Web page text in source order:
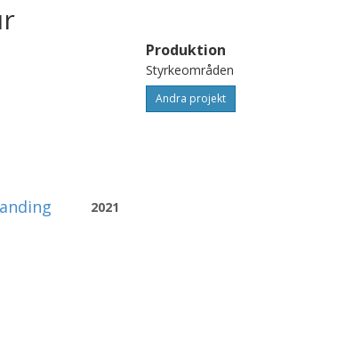
Produktion
Styrkeområden
Andra projekt
2021